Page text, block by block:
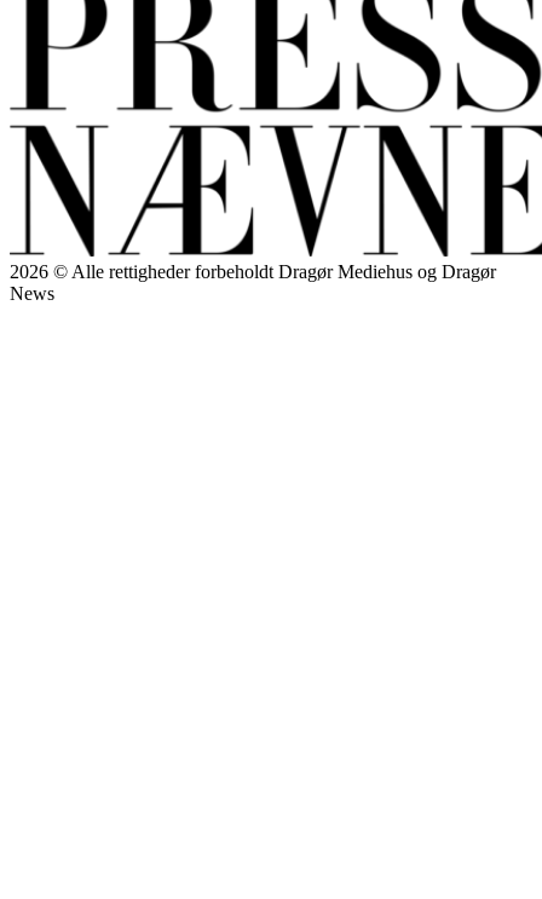
2026 © Alle rettigheder forbeholdt Dragør Mediehus og Dragør
News